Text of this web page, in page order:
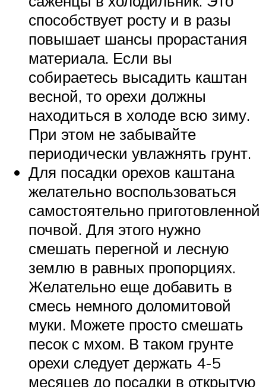
способствует росту и в разы
повышает шансы прорастания
материала. Если вы
собираетесь высадить каштан
весной, то орехи должны
находиться в холоде всю зиму.
При этом не забывайте
периодически увлажнять грунт.
Для посадки орехов каштана
желательно воспользоваться
самостоятельно приготовленной
почвой. Для этого нужно
смешать перегной и лесную
землю в равных пропорциях.
Желательно еще добавить в
смесь немного доломитовой
муки. Можете просто смешать
песок с мхом. В таком грунте
орехи следует держать 4-5
месяцев до посадки в открытую